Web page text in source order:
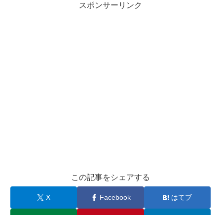
スポンサーリンク
この記事をシェアする
X Facebook はてブ